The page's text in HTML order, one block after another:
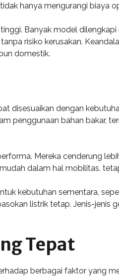
hanya mengurangi biaya
Banyak model
risiko kerusakan.
domestik.
disesuaikan dengan
penggunaan bahan bakar,
Mereka cenderung
dalam hal mobilitas,
kebutuhan sementara,
listrik tetap. Jenis-jenis
Tepat
berbagai faktor yang